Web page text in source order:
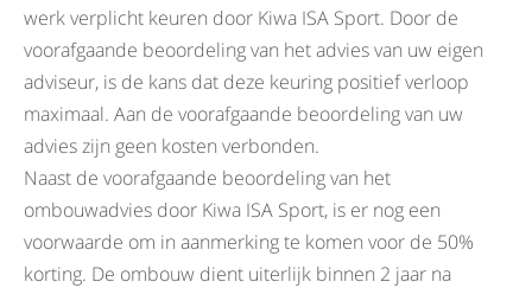
werk verplicht keuren door Kiwa ISA Sport. Door de
voorafgaande beoordeling van het advies van uw eigen
adviseur, is de kans dat deze keuring positief verloop
maximaal. Aan de voorafgaande beoordeling van uw
advies zijn geen kosten verbonden.
Naast de voorafgaande beoordeling van het
ombouwadvies door Kiwa ISA Sport, is er nog een
voorwaarde om in aanmerking te komen voor de 50%
korting. De ombouw dient uiterlijk binnen 2 jaar na